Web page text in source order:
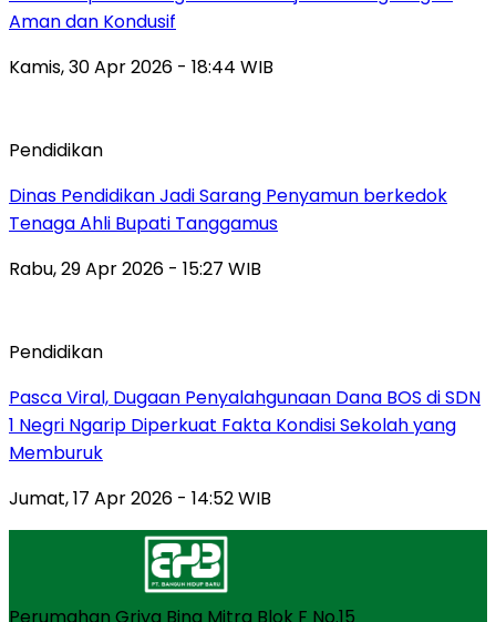
Aman dan Kondusif
Kamis, 30 Apr 2026 - 18:44 WIB
Pendidikan
Dinas Pendidikan Jadi Sarang Penyamun berkedok
Tenaga Ahli Bupati Tanggamus
Rabu, 29 Apr 2026 - 15:27 WIB
Pendidikan
Pasca Viral, Dugaan Penyalahgunaan Dana BOS di SDN
1 Negri Ngarip Diperkuat Fakta Kondisi Sekolah yang
Memburuk
Jumat, 17 Apr 2026 - 14:52 WIB
Perumahan Griya Bina Mitra Blok F No.15